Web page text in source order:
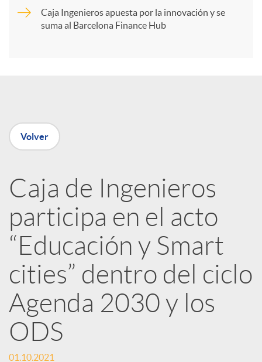
n
R
e
d
e
s
Caja Ingenieros apuesta por la innovación y se
suma al Barcelona Finance Hub
Volver
Caja de Ingenieros
participa en el acto
“Educación y Smart
cities” dentro del ciclo
Agenda 2030 y los
ODS
01.10.2021